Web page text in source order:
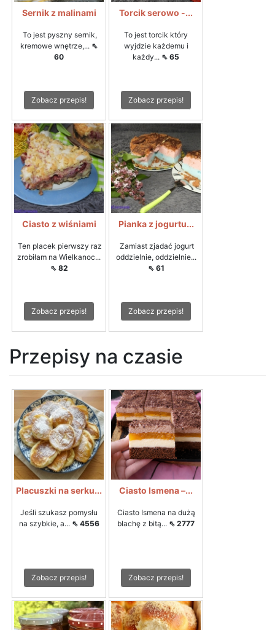
Sernik z malinami
To jest pyszny sernik,
kremowe wnętrze,... ⇖
60
Zobacz przepis!
Torcik serowo -...
To jest torcik który
wyjdzie każdemu i
każdy... ⇖ 65
Zobacz przepis!
Ciasto z wiśniami
Ten placek pierwszy raz
zrobiłam na Wielkanoc...
⇖ 82
Zobacz przepis!
Pianka z jogurtu...
Zamiast zjadać jogurt
oddzielnie, oddzielnie...
⇖ 61
Zobacz przepis!
Przepisy na czasie
Placuszki na serku...
Jeśli szukasz pomysłu
na szybkie, a... ⇖ 4556
Zobacz przepis!
Ciasto Ismena –...
Ciasto Ismena na dużą
blachę z bitą... ⇖ 2777
Zobacz przepis!